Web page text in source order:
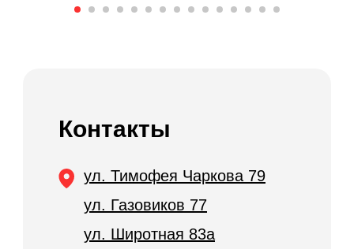
Контакты
ул. Тимофея Чаркова 79
ул. Газовиков 77
ул. Широтная 83а